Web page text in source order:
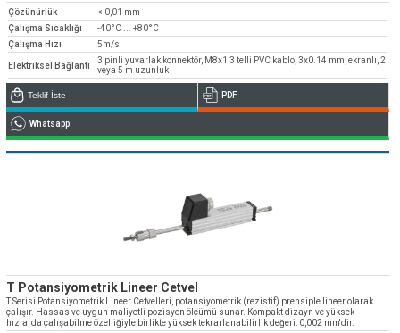
Çözünürlük
< 0,01 mm
Çalışma Sıcaklığı
-40°C ... +80°C
Çalışma Hızı
5m/s
Elektriksel Bağlantı
3 pinli yuvarlak konnektör, M8x1 3 telli PVC kablo, 3x0.14 mm, ekranlı, 2
veya 5 m uzunluk
Teklif İste PDF
Whatsapp
T Potansiyometrik Lineer Cetvel
T Serisi Potansiyometrik Lineer Cetvelleri, potansiyometrik (rezistif) prensiple lineer olarak
çalışır. Hassas ve uygun maliyetli pozisyon ölçümü sunar. Kompakt dizayn ve yüksek
hızlarda çalışabilme özelliğiyle birlikte yüksek tekrarlanabilirlik değeri: 0,002 mm'dir.